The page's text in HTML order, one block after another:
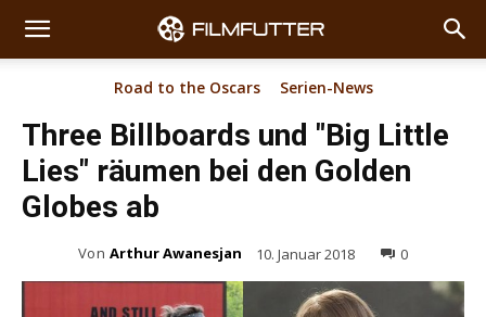
Road to the Oscars Serien-News
Three Billboards und "Big Little
Lies" räumen bei den Golden
Globes ab
Von Arthur Awanesjan 10. Januar 2018 0